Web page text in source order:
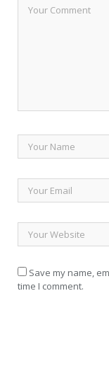
Save my name,
time I comment.